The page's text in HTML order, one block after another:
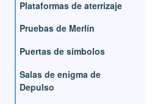
Plataformas de aterrizaje
Pruebas de Merlín
Puertas de símbolos
Salas de enigma de
Depulso